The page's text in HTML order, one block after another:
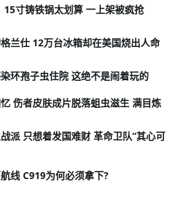
寸铸铁锅太划算 一上架被疯抢
兰仕 12万台冰箱却在美国烧出人命
环孢子虫住院 这绝不是闹着玩的
伤者皮肤成片脱落蛆虫滋生 满目炼
派 只想着发国难财 革命卫队“其心可
线 C919为何必须拿下?